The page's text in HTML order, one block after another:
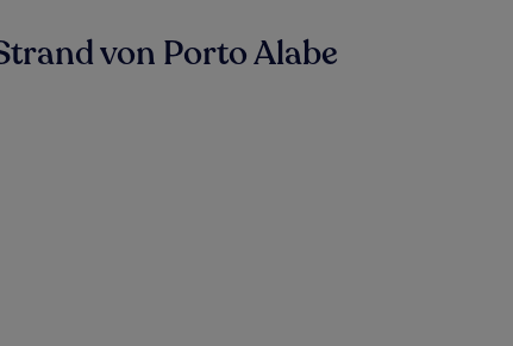
von Porto Alabe